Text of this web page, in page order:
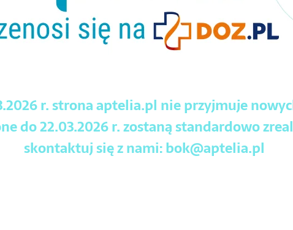
r. strona aptelia.pl nie przyjmuje
do 22.03.2026 r. zostaną standardowo
skontaktuj się z nami:bok@aptelia.pl